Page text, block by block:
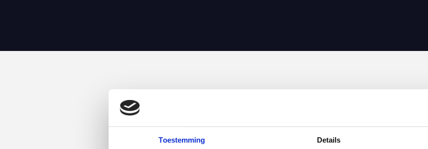
Toestemming Details